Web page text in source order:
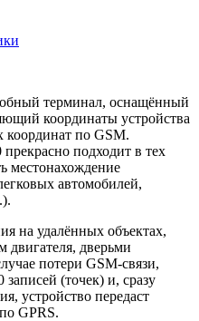
терминал, оснащённый
координаты устройства
координат по GSM.
подходит в тех
местонахождение
автомобилей,
на удалённых объектах,
двигателя, дверьми
потери GSM-связи,
(точек) и, сразу
устройство передаст
GPRS.